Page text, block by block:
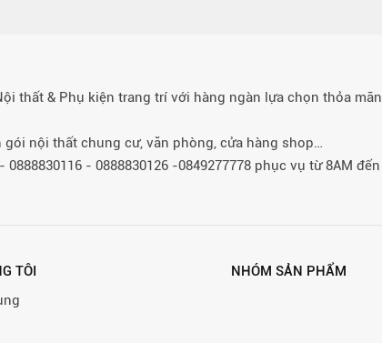
thất & Phụ kiện trang trí với hàng ngàn lựa chọn thỏa mãn
nội thất chung cư, văn phòng, cửa hàng shop…
- 0888830126 -0849277778 phục vụ từ 8AM đến
TÔI
NHÓM SẢN PHẨM